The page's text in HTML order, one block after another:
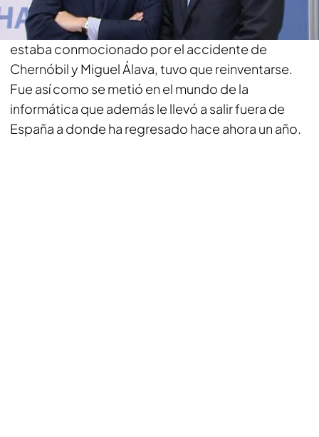
Estudió físicas en Madrid pero cuando acabó la
carrera, en 1992, el mundo de la física nuclear
estaba conmocionado por el accidente de
Chernóbil y Miguel Álava, tuvo que reinventarse.
Fue así como se metió en el mundo de la
informática que además le llevó a salir fuera de
España a donde ha regresado hace ahora un año.